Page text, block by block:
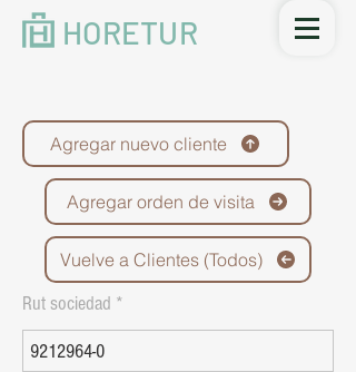
HORETUR
Agregar nuevo cliente
Agregar orden de visita
Vuelve a Clientes (Todos)
Rut sociedad